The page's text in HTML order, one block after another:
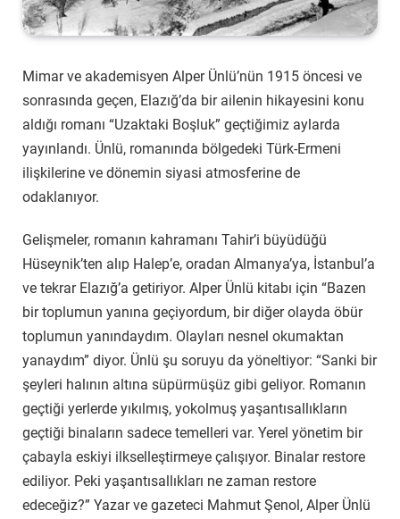
Mimar ve akademisyen Alper Ünlü’nün 1915 öncesi ve
sonrasında geçen, Elazığ’da bir ailenin hikayesini konu
aldığı romanı “Uzaktaki Boşluk” geçtiğimiz aylarda
yayınlandı. Ünlü, romanında bölgedeki Türk-Ermeni
ilişkilerine ve dönemin siyasi atmosferine de
odaklanıyor.
Gelişmeler, romanın kahramanı Tahir’i büyüdüğü
Hüseynik’ten alıp Halep’e, oradan Almanya’ya, İstanbul’a
ve tekrar Elazığ’a getiriyor. Alper Ünlü kitabı için “Bazen
bir toplumun yanına geçiyordum, bir diğer olayda öbür
toplumun yanındaydım. Olayları nesnel okumaktan
yanaydım” diyor. Ünlü şu soruyu da yöneltiyor: “Sanki bir
şeyleri halının altına süpürmüşüz gibi geliyor. Romanın
geçtiği yerlerde yıkılmış, yokolmuş yaşantısallıkların
geçtiği binaların sadece temelleri var. Yerel yönetim bir
çabayla eskiyi ilkselleştirmeye çalışıyor. Binalar restore
ediliyor. Peki yaşantısallıkları ne zaman restore
edeceğiz?” Yazar ve gazeteci Mahmut Şenol, Alper Ünlü